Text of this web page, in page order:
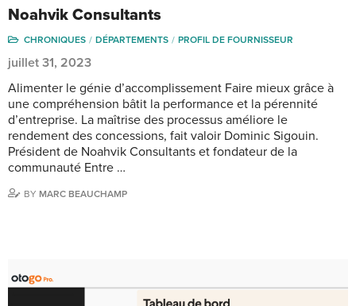
Noahvik Consultants
CHRONIQUES DÉPARTEMENTS PROFIL DE FOURNISSEUR
juillet 31, 2023
Alimenter le génie d’accomplissement Faire mieux grâce à
une compréhension bâtit la performance et la pérennité
d’entreprise. La maîtrise des processus améliore le
rendement des concessions, fait valoir Dominic Sigouin.
Président de Noahvik Consultants et fondateur de la
communauté Entre …
BY MARC BEAUCHAMP